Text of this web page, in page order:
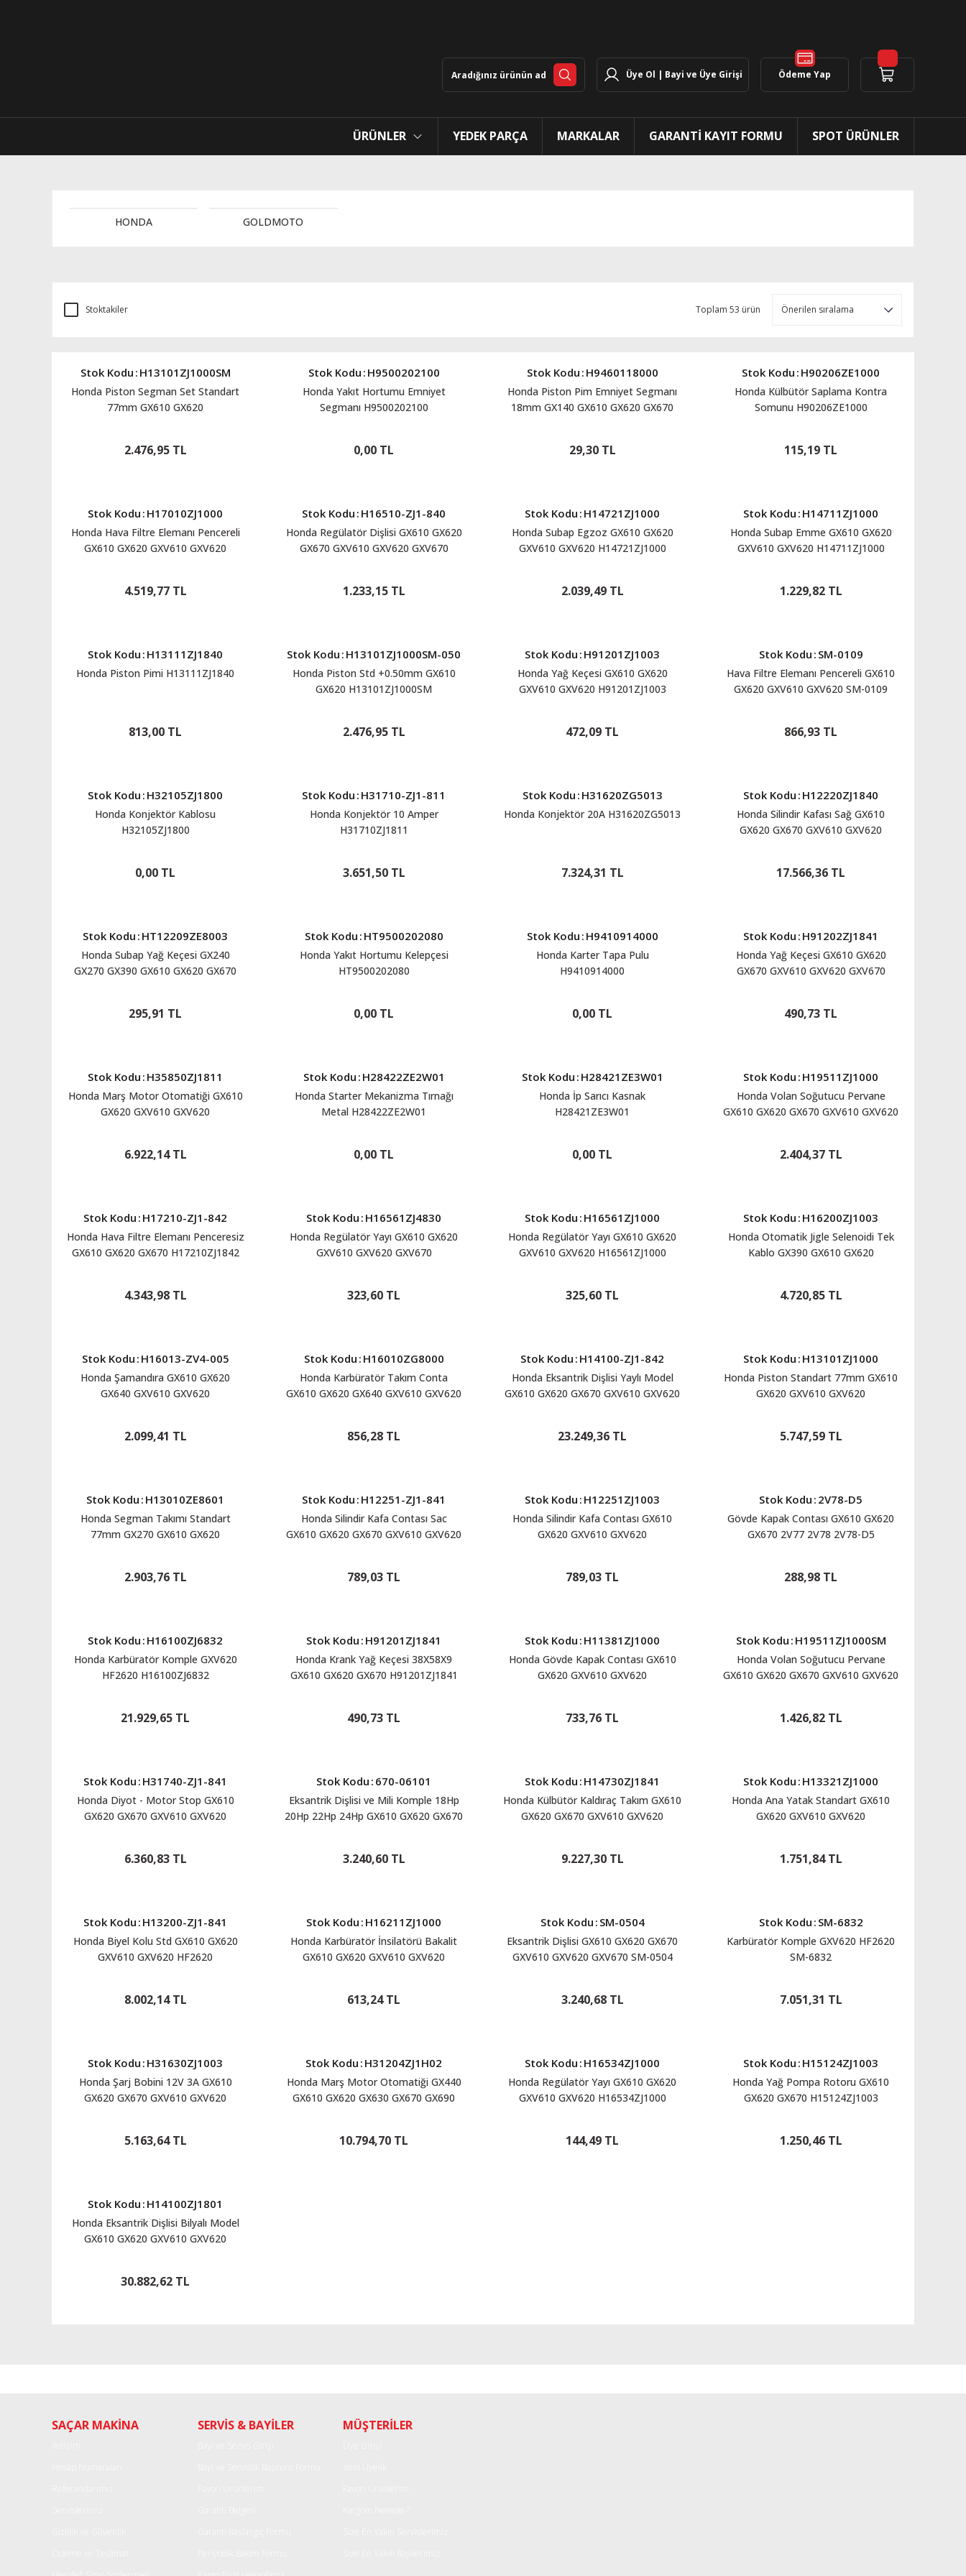
Üye Ol | Bayi ve Üye Girişi Ödeme Yap
ÜRÜNLER YEDEK PARÇA MARKALAR GARANTİ KAYIT FORMU SPOT ÜRÜNLER
HONDA GOLDMOTO
Stoktakiler Toplam 53 ürün
Stok Kodu : H13101ZJ1000SM
Honda Piston Segman Set Standart
77mm GX610 GX620
2.476,95 TL
Stok Kodu : H9500202100
Honda Yakıt Hortumu Emniyet
Segmanı H9500202100
0,00 TL
Stok Kodu : H9460118000
Honda Piston Pim Emniyet Segmanı
18mm GX140 GX610 GX620 GX670
29,30 TL
Stok Kodu : H90206ZE1000
Honda Külbütör Saplama Kontra
Somunu H90206ZE1000
115,19 TL
Stok Kodu : H17010ZJ1000
Honda Hava Filtre Elemanı Pencereli
GX610 GX620 GXV610 GXV620
4.519,77 TL
Stok Kodu : H16510-ZJ1-840
Honda Regülatör Dişlisi GX610 GX620
GX670 GXV610 GXV620 GXV670
1.233,15 TL
Stok Kodu : H14721ZJ1000
Honda Subap Egzoz GX610 GX620
GXV610 GXV620 H14721ZJ1000
2.039,49 TL
Stok Kodu : H14711ZJ1000
Honda Subap Emme GX610 GX620
GXV610 GXV620 H14711ZJ1000
1.229,82 TL
Stok Kodu : H13111ZJ1840
Honda Piston Pimi H13111ZJ1840
813,00 TL
Stok Kodu : H13101ZJ1000SM-050
Honda Piston Std +0.50mm GX610
GX620 H13101ZJ1000SM
2.476,95 TL
Stok Kodu : H91201ZJ1003
Honda Yağ Keçesi GX610 GX620
GXV610 GXV620 H91201ZJ1003
472,09 TL
Stok Kodu : SM-0109
Hava Filtre Elemanı Pencereli GX610
GX620 GXV610 GXV620 SM-0109
866,93 TL
Stok Kodu : H32105ZJ1800
Honda Konjektör Kablosu
H32105ZJ1800
0,00 TL
Stok Kodu : H31710-ZJ1-811
Honda Konjektör 10 Amper
H31710ZJ1811
3.651,50 TL
Stok Kodu : H31620ZG5013
Honda Konjektör 20A H31620ZG5013
7.324,31 TL
Stok Kodu : H12220ZJ1840
Honda Silindir Kafası Sağ GX610
GX620 GX670 GXV610 GXV620
17.566,36 TL
Stok Kodu : HT12209ZE8003
Honda Subap Yağ Keçesi GX240
GX270 GX390 GX610 GX620 GX670
295,91 TL
Stok Kodu : HT9500202080
Honda Yakıt Hortumu Kelepçesi
HT9500202080
0,00 TL
Stok Kodu : H9410914000
Honda Karter Tapa Pulu
H9410914000
0,00 TL
Stok Kodu : H91202ZJ1841
Honda Yağ Keçesi GX610 GX620
GX670 GXV610 GXV620 GXV670
490,73 TL
Stok Kodu : H35850ZJ1811
Honda Marş Motor Otomatiği GX610
GX620 GXV610 GXV620
6.922,14 TL
Stok Kodu : H28422ZE2W01
Honda Starter Mekanizma Tırnağı
Metal H28422ZE2W01
0,00 TL
Stok Kodu : H28421ZE3W01
Honda İp Sarıcı Kasnak
H28421ZE3W01
0,00 TL
Stok Kodu : H19511ZJ1000
Honda Volan Soğutucu Pervane
GX610 GX620 GX670 GXV610 GXV620
2.404,37 TL
Stok Kodu : H17210-ZJ1-842
Honda Hava Filtre Elemanı Penceresiz
GX610 GX620 GX670 H17210ZJ1842
4.343,98 TL
Stok Kodu : H16561ZJ4830
Honda Regülatör Yayı GX610 GX620
GXV610 GXV620 GXV670
323,60 TL
Stok Kodu : H16561ZJ1000
Honda Regülatör Yayı GX610 GX620
GXV610 GXV620 H16561ZJ1000
325,60 TL
Stok Kodu : H16200ZJ1003
Honda Otomatik Jigle Selenoidi Tek
Kablo GX390 GX610 GX620
4.720,85 TL
Stok Kodu : H16013-ZV4-005
Honda Şamandıra GX610 GX620
GX640 GXV610 GXV620
2.099,41 TL
Stok Kodu : H16010ZG8000
Honda Karbüratör Takım Conta
GX610 GX620 GX640 GXV610 GXV620
856,28 TL
Stok Kodu : H14100-ZJ1-842
Honda Eksantrik Dişlisi Yaylı Model
GX610 GX620 GX670 GXV610 GXV620
23.249,36 TL
Stok Kodu : H13101ZJ1000
Honda Piston Standart 77mm GX610
GX620 GXV610 GXV620
5.747,59 TL
Stok Kodu : H13010ZE8601
Honda Segman Takımı Standart
77mm GX270 GX610 GX620
2.903,76 TL
Stok Kodu : H12251-ZJ1-841
Honda Silindir Kafa Contası Sac
GX610 GX620 GX670 GXV610 GXV620
789,03 TL
Stok Kodu : H12251ZJ1003
Honda Silindir Kafa Contası GX610
GX620 GXV610 GXV620
789,03 TL
Stok Kodu : 2V78-D5
Gövde Kapak Contası GX610 GX620
GX670 2V77 2V78 2V78-D5
288,98 TL
Stok Kodu : H16100ZJ6832
Honda Karbüratör Komple GXV620
HF2620 H16100ZJ6832
21.929,65 TL
Stok Kodu : H91201ZJ1841
Honda Krank Yağ Keçesi 38X58X9
GX610 GX620 GX670 H91201ZJ1841
490,73 TL
Stok Kodu : H11381ZJ1000
Honda Gövde Kapak Contası GX610
GX620 GXV610 GXV620
733,76 TL
Stok Kodu : H19511ZJ1000SM
Honda Volan Soğutucu Pervane
GX610 GX620 GX670 GXV610 GXV620
1.426,82 TL
Stok Kodu : H31740-ZJ1-841
Honda Diyot - Motor Stop GX610
GX620 GX670 GXV610 GXV620
6.360,83 TL
Stok Kodu : 670-06101
Eksantrik Dişlisi ve Mili Komple 18Hp
20Hp 22Hp 24Hp GX610 GX620 GX670
3.240,60 TL
Stok Kodu : H14730ZJ1841
Honda Külbütör Kaldıraç Takım GX610
GX620 GX670 GXV610 GXV620
9.227,30 TL
Stok Kodu : H13321ZJ1000
Honda Ana Yatak Standart GX610
GX620 GXV610 GXV620
1.751,84 TL
Stok Kodu : H13200-ZJ1-841
Honda Biyel Kolu Std GX610 GX620
GXV610 GXV620 HF2620
8.002,14 TL
Stok Kodu : H16211ZJ1000
Honda Karbüratör İnsilatörü Bakalit
GX610 GX620 GXV610 GXV620
613,24 TL
Stok Kodu : SM-0504
Eksantrik Dişlisi GX610 GX620 GX670
GXV610 GXV620 GXV670 SM-0504
3.240,68 TL
Stok Kodu : SM-6832
Karbüratör Komple GXV620 HF2620
SM-6832
7.051,31 TL
Stok Kodu : H31630ZJ1003
Honda Şarj Bobini 12V 3A GX610
GX620 GX670 GXV610 GXV620
5.163,64 TL
Stok Kodu : H31204ZJ1H02
Honda Marş Motor Otomatiği GX440
GX610 GX620 GX630 GX670 GX690
10.794,70 TL
Stok Kodu : H16534ZJ1000
Honda Regülatör Yayı GX610 GX620
GXV610 GXV620 H16534ZJ1000
144,49 TL
Stok Kodu : H15124ZJ1003
Honda Yağ Pompa Rotoru GX610
GX620 GX670 H15124ZJ1003
1.250,46 TL
Stok Kodu : H14100ZJ1801
Honda Eksantrik Dişlisi Bilyalı Model
GX610 GX620 GXV610 GXV620
30.882,62 TL
SAÇAR MAKİNA SERVİS & BAYİLER MÜŞTERİLER